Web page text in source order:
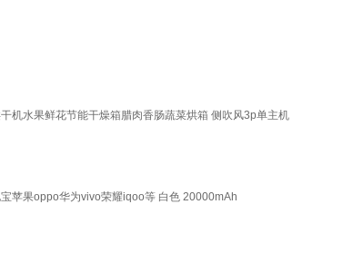
机水果鲜花节能干燥箱腊肉香肠蔬菜烘箱 侧吹风3p单主机
苹果oppo华为vivo荣耀iqoo等 白色 20000mAh